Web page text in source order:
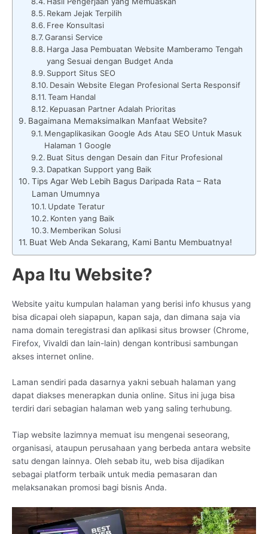
Rekam Jejak Terpilih
Free Konsultasi
Garansi Service
Harga Jasa Pembuatan Website Mamberamo Tengah
yang Sesuai dengan Budget Anda
Support Situs SEO
Desain Website Elegan Profesional Serta Responsif
Team Handal
Kepuasan Partner Adalah Prioritas
Bagaimana Memaksimalkan Manfaat Website?
Mengaplikasikan Google Ads Atau SEO Untuk Masuk
Halaman 1 Google
Buat Situs dengan Desain dan Fitur Profesional
Dapatkan Support yang Baik
Tips Agar Web Lebih Bagus Daripada Rata – Rata
Laman Umumnya
Update Teratur
Konten yang Baik
Memberikan Solusi
Buat Web Anda Sekarang, Kami Bantu Membuatnya!
Apa Itu Website?
Website yaitu kumpulan halaman yang berisi info khusus yang
bisa dicapai oleh siapapun, kapan saja, dan dimana saja via
nama domain teregistrasi dan aplikasi situs browser (Chrome,
Firefox, Vivaldi dan lain-lain) dengan kontribusi sambungan
akses internet online.
Laman sendiri pada dasarnya yakni sebuah halaman yang
dapat diakses menerapkan dunia online. Situs ini juga bisa
terdiri dari sebagian halaman web yang saling terhubung.
Tiap website lazimnya memuat isu mengenai seseorang,
organisasi, ataupun perusahaan yang berbeda antara website
satu dengan lainnya. Oleh sebab itu, web bisa dijadikan
sebagai platform terbaik untuk media pemasaran dan
melaksanakan promosi bagi bisnis Anda.